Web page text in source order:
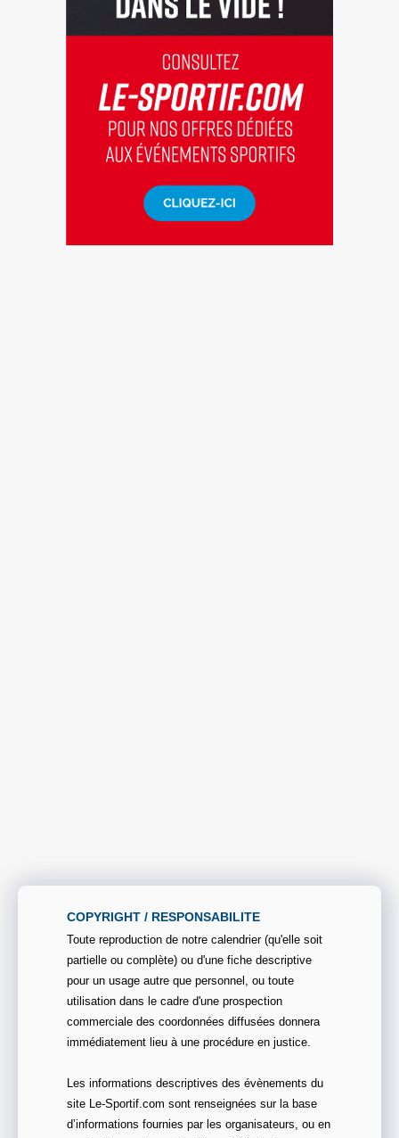
COPYRIGHT / RESPONSABILITE
Toute reproduction de notre calendrier (qu'elle soit
partielle ou complète) ou d'une fiche descriptive
pour un usage autre que personnel, ou toute
utilisation dans le cadre d'une prospection
commerciale des coordonnées diffusées donnera
immédiatement lieu à une procédure en justice.
Les informations descriptives des évènements du
site Le-Sportif.com sont renseignées sur la base
d’informations fournies par les organisateurs, ou en